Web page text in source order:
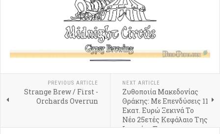
PREVIOUS ARTICLE
Strange Brew / First -
Orchards Overrun
NEXT ARTICLE
Ζυθοποιία Μακεδονίας
Θράκης: Με Επενδύσεις 11
Εκατ. Ευρώ Ξεκινά Το
Νέο 25ετές Κεφάλαιο Της
Ιστορίας Της